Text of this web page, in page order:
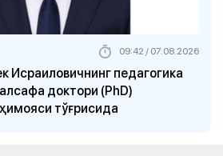
Исраиловичнинг педагогика
доктори (PhD)
тўғрисида
09:42 / 07.08.2026